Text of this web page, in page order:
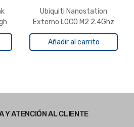
Ubiquiti Nanostation
Externo LOCO M2 2.4Ghz
WiFi
Añadir al carrito
Y ATENCIÓN AL CLIENTE